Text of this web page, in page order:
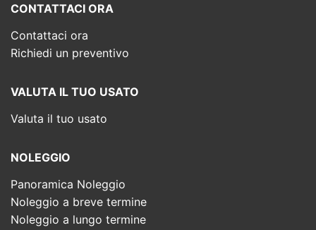
CONTATTACI ORA
Contattaci ora
Richiedi un preventivo
VALUTA IL TUO USATO
Valuta il tuo usato
NOLEGGIO
Panoramica Noleggio
Noleggio a breve termine
Noleggio a lungo termine